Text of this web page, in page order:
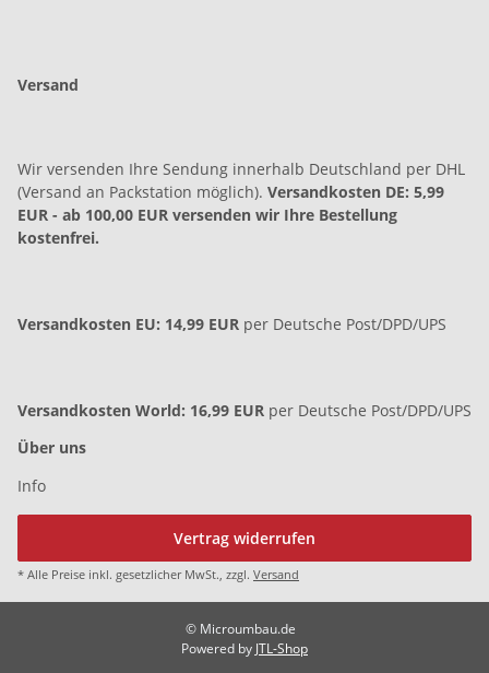
Versand
Wir versenden Ihre Sendung innerhalb Deutschland per DHL
(Versand an Packstation möglich). Versandkosten DE: 5,99
EUR - ab 100,00 EUR versenden wir Ihre Bestellung
kostenfrei.
Versandkosten EU: 14,99 EUR per Deutsche Post/DPD/UPS
Versandkosten World: 16,99 EUR per Deutsche Post/DPD/UPS
Über uns
Info
Vertrag widerrufen
* Alle Preise inkl. gesetzlicher MwSt., zzgl. Versand
© Microumbau.de
Powered by JTL-Shop